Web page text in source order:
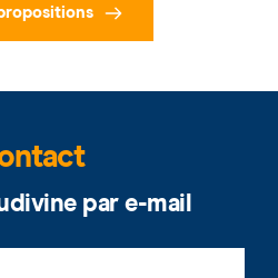
par e-mail